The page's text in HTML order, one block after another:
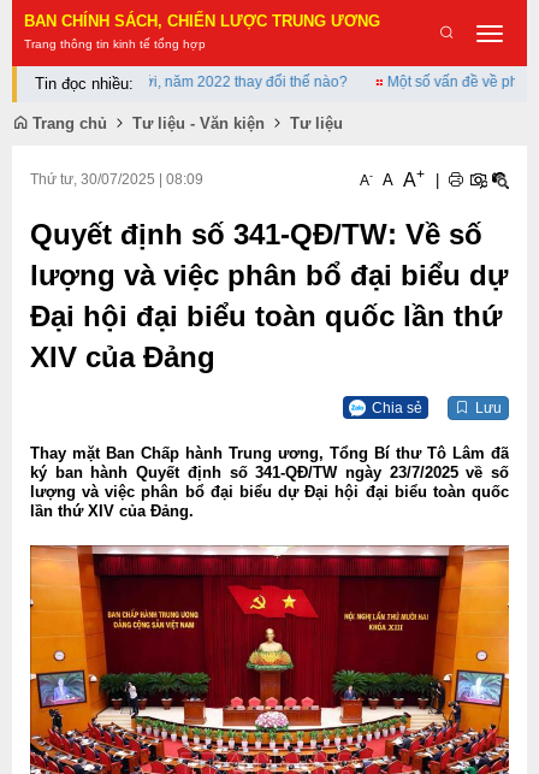
BAN CHÍNH SÁCH, CHIẾN LƯỢC TRUNG ƯƠNG
Trang thông tin kinh tế tổng hợp
Toggle
Tin đọc nhiều:
173/200 thế giới, năm 2022 thay đổi thế nào? Một số vấn đề về phát
Trang chủ Tư liệu - Văn kiện Tư liệu
Thứ tư, 30/07/2025 08:09 A- A A+ |
Quyết định số 341-QĐ/TW: Về số
lượng và việc phân bổ đại biểu dự
Đại hội đại biểu toàn quốc lần thứ
XIV của Đảng
Chia sẻ Lưu
Thay mặt Ban Chấp hành Trung ương, Tổng Bí thư Tô Lâm đã
ký ban hành Quyết định số 341-QĐ/TW ngày 23/7/2025 về số
lượng và việc phân bổ đại biểu dự Đại hội đại biểu toàn quốc
lần thứ XIV của Đảng.